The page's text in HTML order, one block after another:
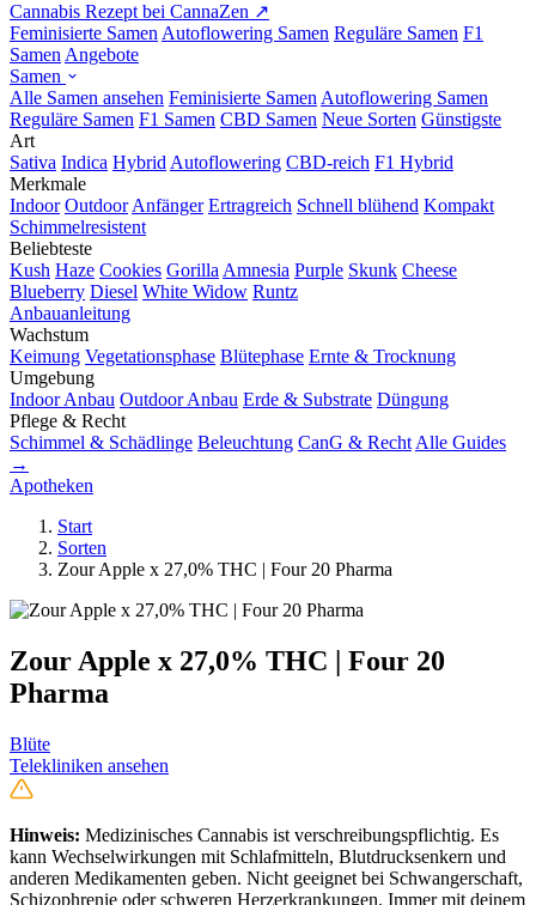
Cannabis Rezept bei CannaZen ↗
Feminisierte Samen Autoflowering Samen Reguläre Samen F1
Samen Angebote
Samen
Alle Samen ansehen Feminisierte Samen Autoflowering Samen
Reguläre Samen F1 Samen CBD Samen Neue Sorten Günstigste
Art
Sativa Indica Hybrid Autoflowering CBD-reich F1 Hybrid
Merkmale
Indoor Outdoor Anfänger Ertragreich Schnell blühend Kompakt
Schimmelresistent
Beliebteste
Kush Haze Cookies Gorilla Amnesia Purple Skunk Cheese
Blueberry Diesel White Widow Runtz
Anbauanleitung
Wachstum
Keimung Vegetationsphase Blütephase Ernte & Trocknung
Umgebung
Indoor Anbau Outdoor Anbau Erde & Substrate Düngung
Pflege & Recht
Schimmel & Schädlinge Beleuchtung CanG & Recht Alle Guides
→
Apotheken
Start
Sorten
Zour Apple x 27,0% THC | Four 20 Pharma
Zour Apple x 27,0% THC | Four 20
Pharma
Blüte
Telekliniken ansehen
Hinweis: Medizinisches Cannabis ist verschreibungspflichtig. Es
kann Wechselwirkungen mit Schlafmitteln, Blutdrucksenkern und
anderen Medikamenten geben. Nicht geeignet bei Schwangerschaft,
Schizophrenie oder schweren Herzerkrankungen. Immer mit deinem